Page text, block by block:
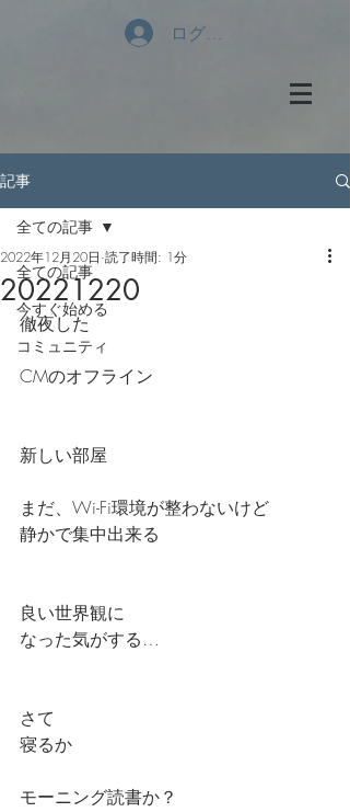
ログイン
記事
全ての記事
今すぐ始める
コミュニティ
全ての記事
20221220
2022年12月20日 読了時間: 1分
徹夜した
CMのオフライン
新しい部屋
まだ、Wi-Fi環境が整わないけど
静かで集中出来る
良い世界観に
なった気がする…
さて
寝るか
モーニング読書か？